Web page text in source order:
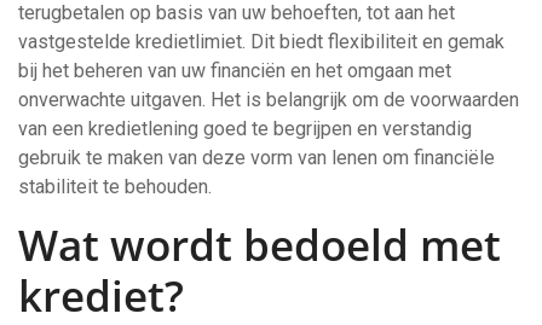
terugbetalen op basis van uw behoeften, tot aan het
vastgestelde kredietlimiet. Dit biedt flexibiliteit en gemak
bij het beheren van uw financiën en het omgaan met
onverwachte uitgaven. Het is belangrijk om de voorwaarden
van een kredietlening goed te begrijpen en verstandig
gebruik te maken van deze vorm van lenen om financiële
stabiliteit te behouden.
Wat wordt bedoeld met
krediet?